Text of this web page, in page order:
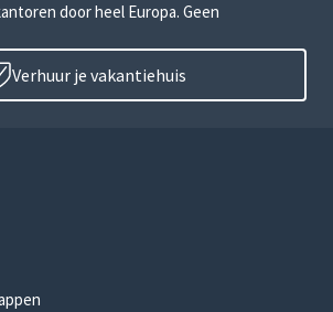
door heel Europa. Geen
Verhuur je vakantiehuis